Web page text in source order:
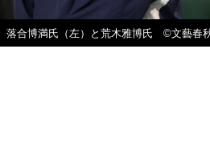
落合博満氏（左）と荒木雅博氏 ©文藝春